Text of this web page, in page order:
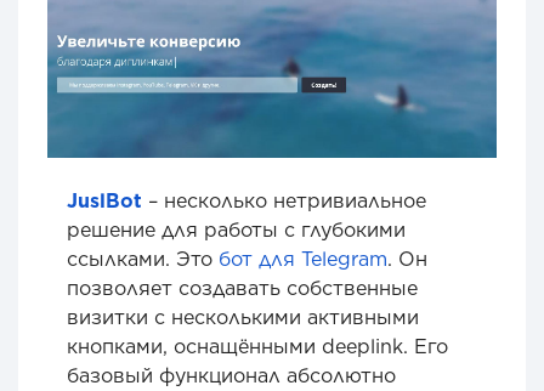
JuslBot – несколько нетривиальное
решение для работы с глубокими
ссылками. Это бот для Telegram. Он
позволяет создавать собственные
визитки с несколькими активными
кнопками, оснащёнными deeplink. Его
базовый функционал абсолютно